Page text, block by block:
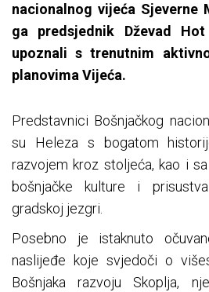
nacionalnog vijeća Sjeverne
ga predsjednik Dževad
upoznali s trenutnim
planovima Vijeća.
Predstavnici Bošnjačkog
su Heleza s bogatom
razvojem kroz stoljeća, kao i
bošnjačke kulture i
gradskoj jezgri.
Posebno je istaknuto
naslijeđe koje svjedoči o
Bošnjaka razvoju Skoplja,